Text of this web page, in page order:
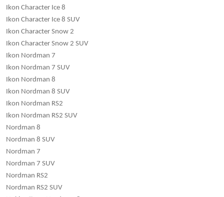
Ikon Character Ice 8
Ikon Character Ice 8 SUV
Ikon Character Snow 2
Ikon Character Snow 2 SUV
Ikon Nordman 7
Ikon Nordman 7 SUV
Ikon Nordman 8
Ikon Nordman 8 SUV
Ikon Nordman RS2
Ikon Nordman RS2 SUV
Nordman 8
Nordman 8 SUV
Nordman 7
Nordman 7 SUV
Nordman RS2
Nordman RS2 SUV